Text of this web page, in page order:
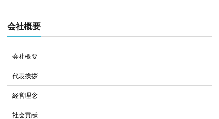
会社概要
会社概要
代表挨拶
経営理念
社会貢献